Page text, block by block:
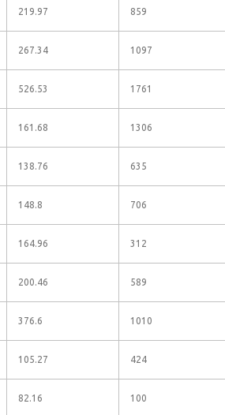
219.97 859
267.34 1097
526.53 1761
161.68 1306
138.76 635
148.8 706
164.96 312
200.46 589
376.6 1010
105.27 424
82.16 100